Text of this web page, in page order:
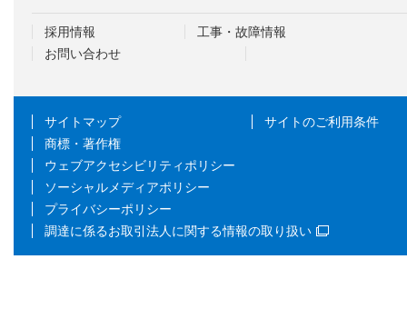
採用情報
工事・故障情報
お問い合わせ
サイトマップ
サイトのご利用条件
商標・著作権
ウェブアクセシビリティポリシー
ソーシャルメディアポリシー
プライバシーポリシー
調達に係るお取引法人に関する情報の取り扱い